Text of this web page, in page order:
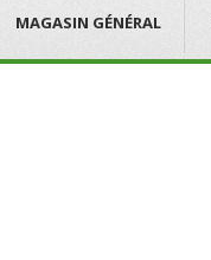
MAGASIN GÉNÉRAL